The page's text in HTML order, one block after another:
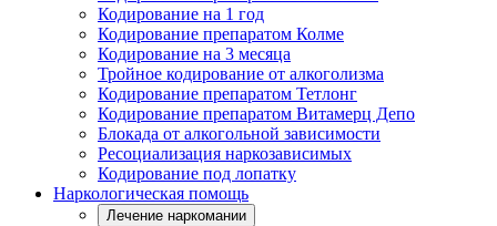
Кодирование на 1 год
Кодирование препаратом Колме
Кодирование на 3 месяца
Тройное кодирование от алкоголизма
Кодирование препаратом Тетлонг
Кодирование препаратом Витамерц Депо
Блокада от алкогольной зависимости
Ресоциализация наркозависимых
Кодирование под лопатку
Наркологическая помощь
Лечение наркомании